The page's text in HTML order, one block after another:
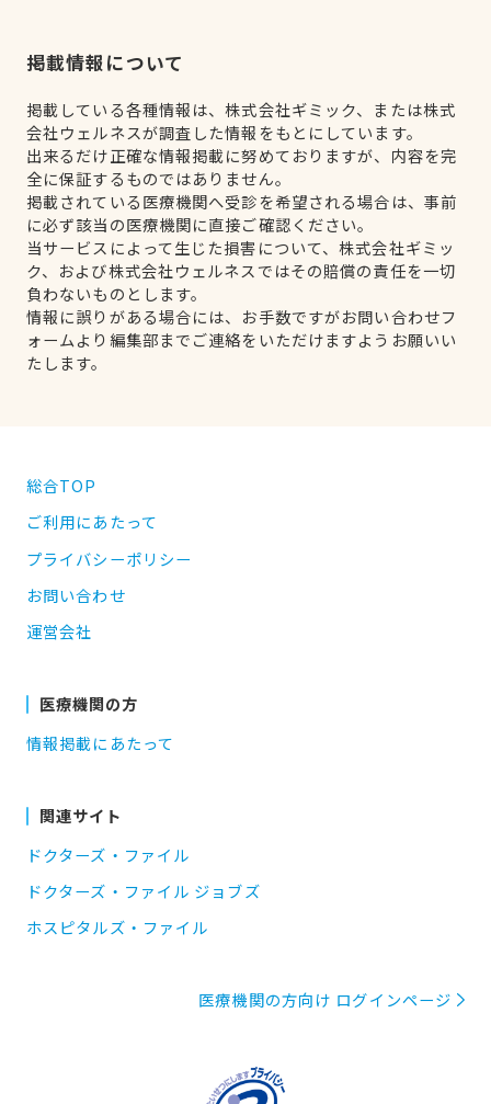
掲載情報について
掲載している各種情報は、株式会社ギミック、または株式
会社ウェルネスが調査した情報をもとにしています。
出来るだけ正確な情報掲載に努めておりますが、内容を完
全に保証するものではありません。
掲載されている医療機関へ受診を希望される場合は、事前
に必ず該当の医療機関に直接ご確認ください。
当サービスによって生じた損害について、株式会社ギミッ
ク、および株式会社ウェルネスではその賠償の責任を一切
負わないものとします。
情報に誤りがある場合には、お手数ですがお問い合わせフ
ォームより編集部までご連絡をいただけますようお願いい
たします。
総合TOP
ご利用にあたって
プライバシーポリシー
お問い合わせ
運営会社
医療機関の方
情報掲載にあたって
関連サイト
ドクターズ・ファイル
ドクターズ・ファイル ジョブズ
ホスピタルズ・ファイル
医療機関の方向け ログインページ